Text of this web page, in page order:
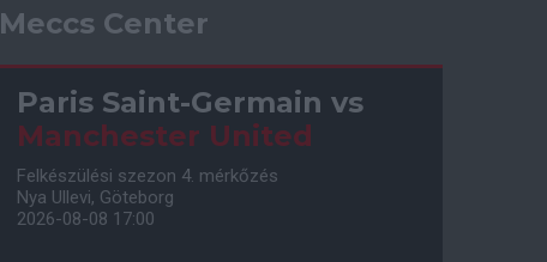
Meccs Center
Paris Saint-Germain vs
Manchester United
Felkészülési szezon 4. mérkőzés
Nya Ullevi, Göteborg
2026-08-08 17:00